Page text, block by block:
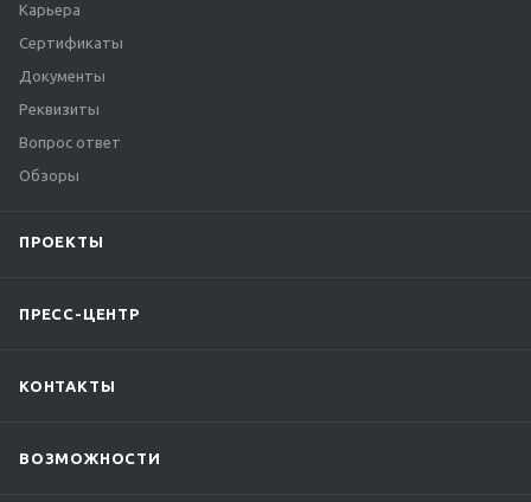
Карьера
Сертификаты
Документы
Реквизиты
Вопрос ответ
Обзоры
ПРОЕКТЫ
ПРЕСС-ЦЕНТР
КОНТАКТЫ
ВОЗМОЖНОСТИ